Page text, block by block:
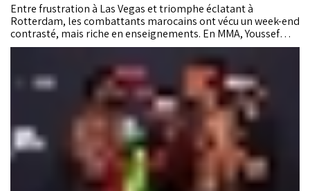
Entre frustration à Las Vegas et triomphe éclatant à
Rotterdam, les combattants marocains ont vécu un week-end
contrasté, mais riche en enseignements. En MMA, Youssef
Zalal a buté sur l’expérience d’Aljamain Sterling, tandis qu’en
Kickboxing, les représentants du Royaume ont imposé leur
loi sur le ring du Glory 107.